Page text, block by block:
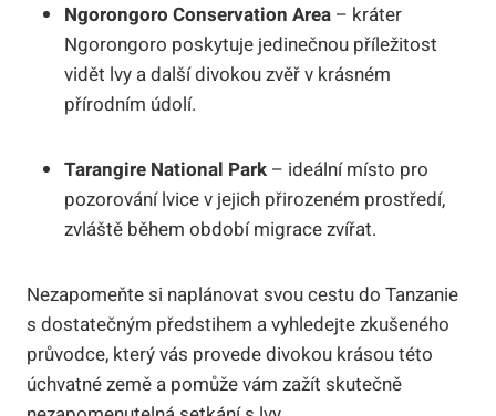
Ngorongoro Conservation Area – kráter
Ngorongoro poskytuje jedinečnou příležitost
vidět lvy a další divokou zvěř v krásném
přírodním údolí.
Tarangire National Park – ideální místo pro
pozorování lvice v jejich přirozeném prostředí,
zvláště během období migrace zvířat.
Nezapomeňte si naplánovat svou cestu do Tanzanie
s dostatečným předstihem a vyhledejte zkušeného
průvodce, který vás provede divokou krásou této
úchvatné země a pomůže vám zažít skutečně